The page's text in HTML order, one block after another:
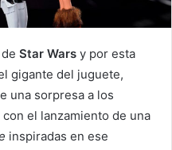
Star Wars y por esta
gigante del juguete,
una sorpresa a los
el lanzamiento de una
inspiradas en ese